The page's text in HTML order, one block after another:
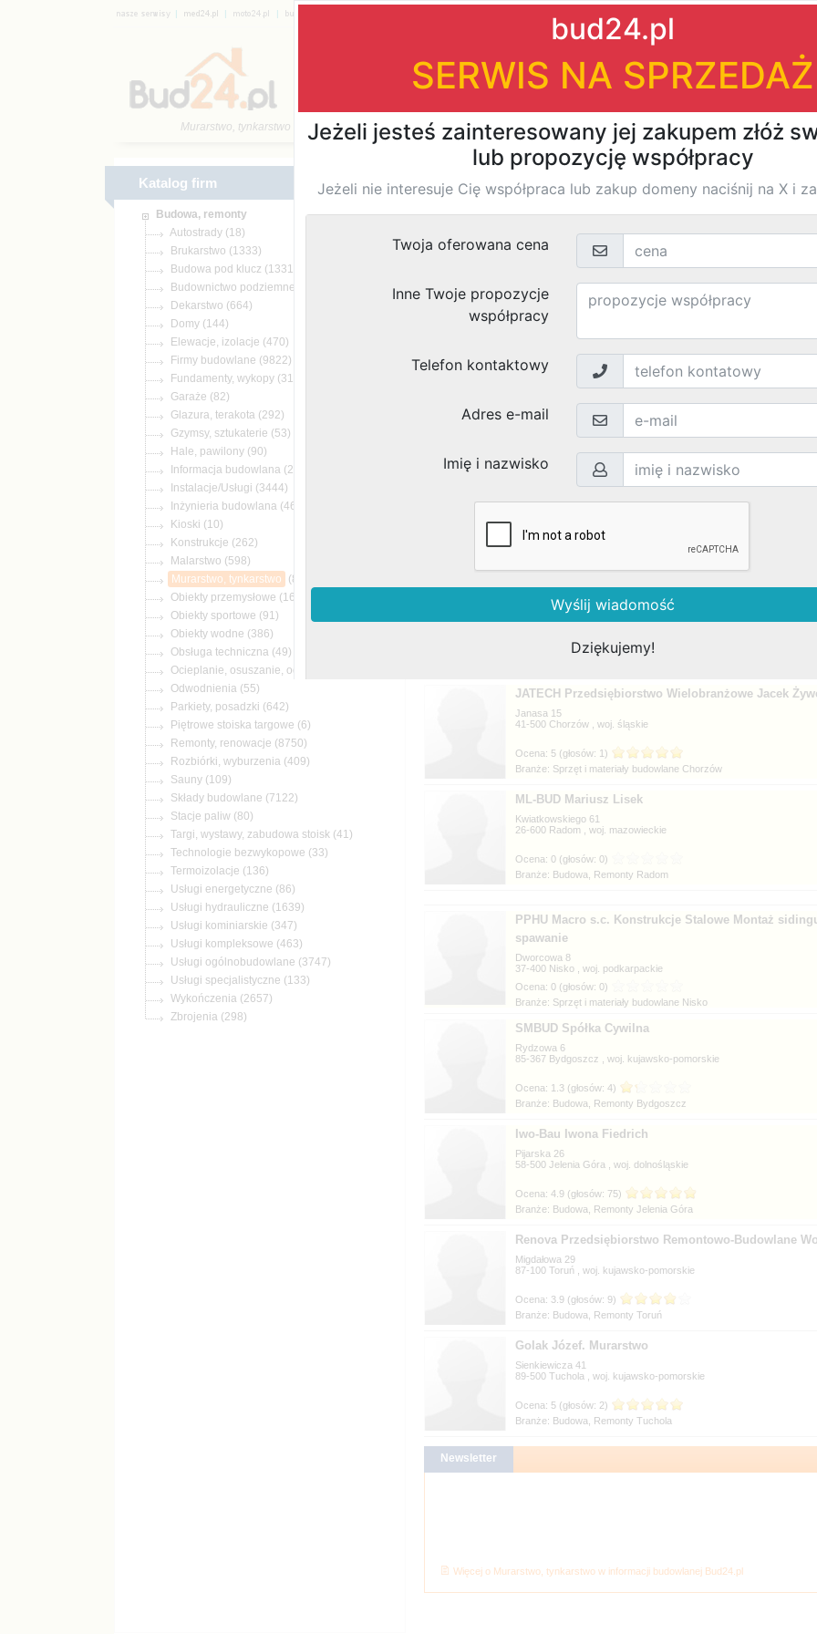
| | |
Murarstwo, tynkarstwo
Katalog firm
Katalog firm
(18)
(1333)
(1331)
(664)
(144)
(470)
(9822)
(317)
(82)
(292)
(53)
(90)
(25)
(3444)
(462)
(10)
(262)
(598)
(818)
(164)
(91)
(386)
(49)
(55)
(642)
(6)
(8750)
(409)
(109)
(7122)
(80)
(41)
(33)
(136)
(86)
(1639)
(347)
(463)
(3747)
(133)
(2657)
(298)
›
Znaleziono wyników
VANTA Kaliostro was here
05-180
, woj.
Branże: Budowa, Remonty Pomiechówek
ArsB - Ekologiczne Materiały Wykończeniowe
Rusałka 10
Inter-System Józef Bakuła
Okocimska 4 m. 8
JATECH Przedsiębiorstwo Wielobranżowe Jacek
Janasa 15
41-500
, woj.
Branże:
ML-BUD Mariusz Lisek
Kwiatkowskiego 61
26-600
, woj.
Branże: Budowa, Remonty Radom
PPHU Macro s.c. Konstrukcje Stalowe Montaż
spawanie
Dworcowa 8
37-400
, woj.
Branże:
SMBUD Spółka Cywilna
Rydzowa 6
85-367
, woj.
Branże: Budowa, Remonty Bydgoszcz
Iwo-Bau Iwona Fiedrich
Pijarska 26
58-500
, woj.
Branże: Budowa, Remonty Jelenia Góra
Renova Przedsiębiorstwo Remontowo-Budowlane
Migdałowa 29
87-100
, woj.
Branże: Budowa, Remonty Toruń
Golak Józef. Murarstwo
Sienkiewicza 41
89-500
, woj.
Branże: Budowa, Remonty Tuchola
Więcej o Murarstwo, tynkarstwo w informacji budowlanej Bud24.pl